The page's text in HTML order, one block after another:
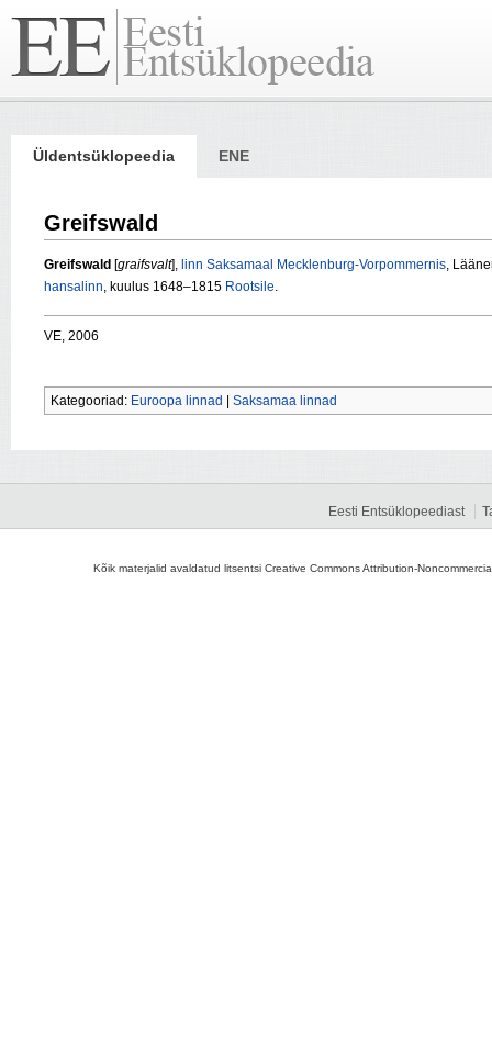
Üldentsüklopeedia ENE
Greifswald
Greifswald [graifsvalt], linn Saksamaal Mecklenburg-Vorpommernis,
hansalinn, kuulus 1648–1815 Rootsile.
VE, 2006
Kategooriad: Euroopa linnad Saksamaa linnad
Eesti Entsüklopeediast
Kõik materjalid avaldatud litsentsi Creative Commons Attribution-